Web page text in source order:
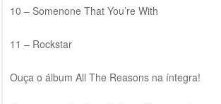
10 – Somenone That You’re With
11 – Rockstar
Ouça o álbum All The Reasons na íntegra!